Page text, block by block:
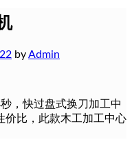
byAdmin
，快过盘式换刀加工中
价比，此款木工加工中心